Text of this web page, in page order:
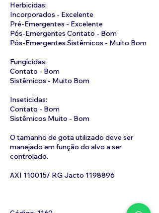
Herbicidas:
Incorporados - Excelente
Pré-Emergentes - Excelente
Pós-Emergentes Contato - Bom
Pós-Emergentes Sistêmicos - Muito Bom
Fungicidas:
Contato - Bom
Sistêmicos - Muito Bom
Inseticidas:
Contato - Bom
Sistêmicos Muito - Bom
O tamanho de gota utilizado deve ser
manejado em função do alvo a ser
controlado.
AXI 110015/ RG Jacto 1198896